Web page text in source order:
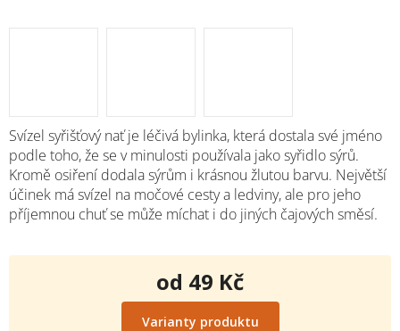
Svízel syřišťový nať je léčivá bylinka, která dostala své jméno
podle toho, že se v minulosti používala jako syřidlo sýrů.
Kromě osiření dodala sýrům i krásnou žlutou barvu. Největší
účinek má svízel na močové cesty a ledviny, ale pro jeho
příjemnou chuť se může míchat i do jiných čajových směsí.
od 49 Kč
Měrná
cena:
Varianty produktu